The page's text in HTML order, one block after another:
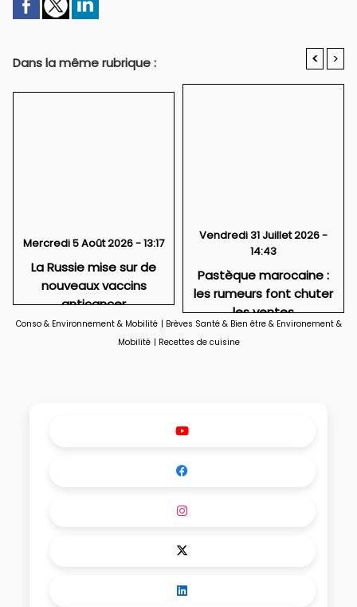
Dans la même rubrique : < >
Mercredi 5 Août 2026 - 13:17
La Russie mise sur de
nouveaux vaccins
anticancer
Vendredi 31 Juillet 2026 -
14:43
Pastèque marocaine :
les rumeurs font chuter
les ventes
Conso & Environnement & Mobilité | Brèves Santé & Bien être & Environement &
Mobilité | Recettes de cuisine